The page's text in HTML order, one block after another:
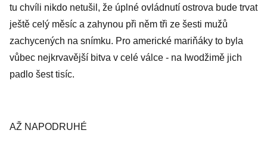
tu chvíli nikdo netušil, že úplné ovládnutí ostrova bude trvat
ještě celý měsíc a zahynou při něm tři ze šesti mužů
zachycených na snímku. Pro americké mariňáky to byla
vůbec nejkrvavější bitva v celé válce - na Iwodžimě jich
padlo šest tisíc.
AŽ NAPODRUHÉ